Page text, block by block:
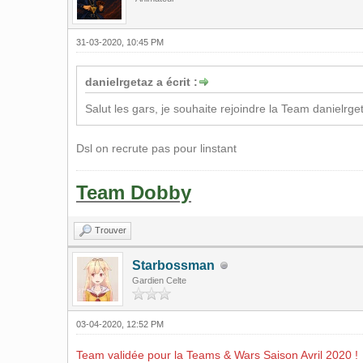
31-03-2020, 10:45 PM
danielrgetaz a écrit :
Salut les gars, je souhaite rejoindre la Team
Dsl on recrute pas pour linstant
Team Dobby
Trouver
Starbossman
Gardien Celte
03-04-2020, 12:52 PM
Team validée pour la Teams & Wars Saison Avril 2020 !